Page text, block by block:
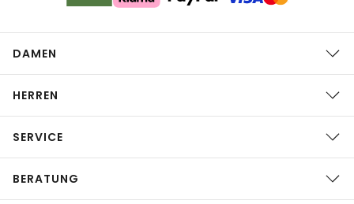
DAMEN
HERREN
SERVICE
BERATUNG